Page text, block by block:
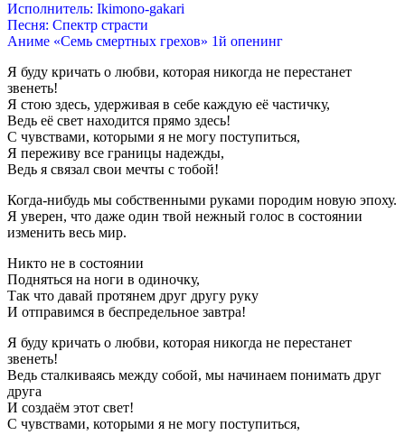
Исполнитель: Ikimono-gakari
Песня: Спектр страсти
Аниме «Семь смертных грехов» 1й опенинг
Я буду кричать о любви, которая никогда не перестанет
звенеть!
Я стою здесь, удерживая в себе каждую её частичку,
Ведь её свет находится прямо здесь!
С чувствами, которыми я не могу поступиться,
Я переживу все границы надежды,
Ведь я связал свои мечты с тобой!
Когда-нибудь мы собственными руками породим новую эпоху.
Я уверен, что даже один твой нежный голос в состоянии
изменить весь мир.
Никто не в состоянии
Подняться на ноги в одиночку,
Так что давай протянем друг другу руку
И отправимся в беспредельное завтра!
Я буду кричать о любви, которая никогда не перестанет
звенеть!
Ведь сталкиваясь между собой, мы начинаем понимать друг
друга
И создаём этот свет!
С чувствами, которыми я не могу поступиться,